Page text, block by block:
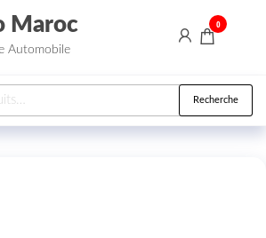
Maroc
Automobile
0
Recherche